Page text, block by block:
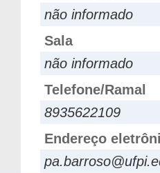
não informado
Sala
não informado
Telefone/Ramal
8935622109
Endereço